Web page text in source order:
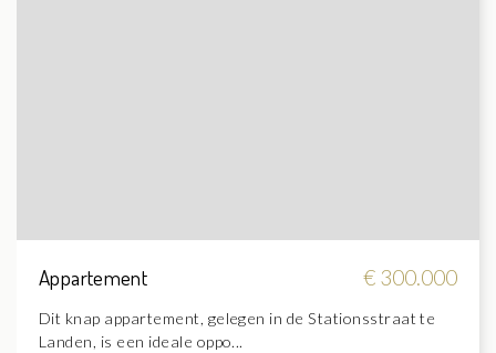
Appartement € 300.000
Dit knap appartement, gelegen in de Stationsstraat te
Landen, is een ideale oppo...